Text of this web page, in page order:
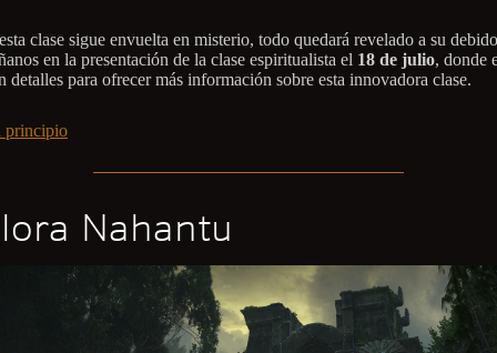
clase sigue envuelta en misterio, todo quedará revelado a su
en la presentación de la clase espiritualista el 18 de julio, donde
detalles para ofrecer más información sobre esta innovadora clase.
principio
Nahantu